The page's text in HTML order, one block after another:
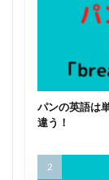
パンの英語は
違う！